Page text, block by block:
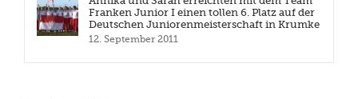
Franken Junior I einen tollen 6. Platz auf der
Deutschen Juniorenmeisterschaft in Krumke
12. September 2011